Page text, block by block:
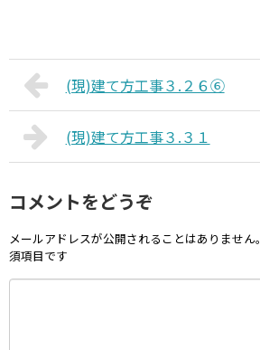
(現)建て方工事３.２６⑥
(現)建て方工事３.３１
コメントをどうぞ
メールアドレスが公開されることはありません。
須項目です